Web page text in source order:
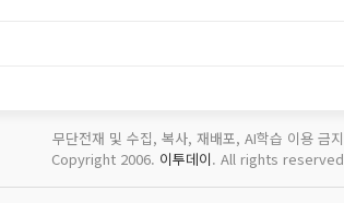
무단전재 및 수집, 복사, 재배포, AI학습 이용 금지
Copyright 2006. 이투데이. All rights reserved